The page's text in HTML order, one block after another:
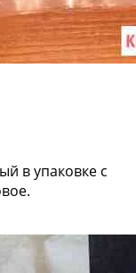
в упаковке с